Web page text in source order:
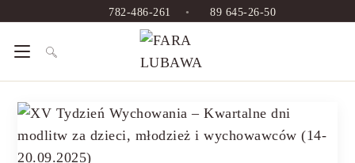
782-486-261 • 89 645-26-50